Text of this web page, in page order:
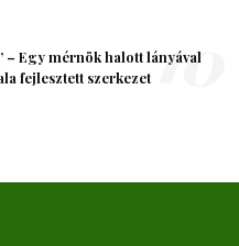
– Egy mérnök halott lányával
fejlesztett szerkezet 10